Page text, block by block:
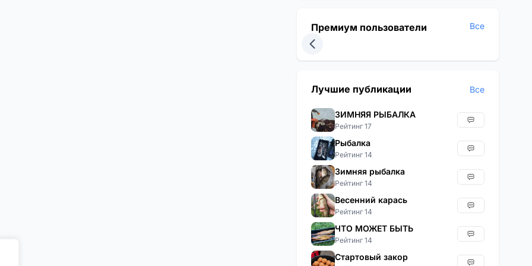
Премиум пользователи Все
Лучшие публикации Все
ЗИМНЯЯ РЫБАЛКА
Рейтинг 17
Рыбалка
Рейтинг 14
Зимняя рыбалка
Рейтинг 14
Весенний карась
Рейтинг 14
ЧТО МОЖЕТ БЫТЬ
Рейтинг 14
Стартовый закор